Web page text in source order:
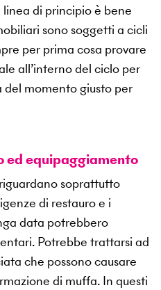
di principio è bene
sono soggetti a cicli
per prima cosa provare
all’interno del ciclo per
momento giusto per
ed equipaggiamento
soprattutto
di restauro e i
data potrebbero
Potrebbe trattarsi ad
che possono causare
di muffa. In questi